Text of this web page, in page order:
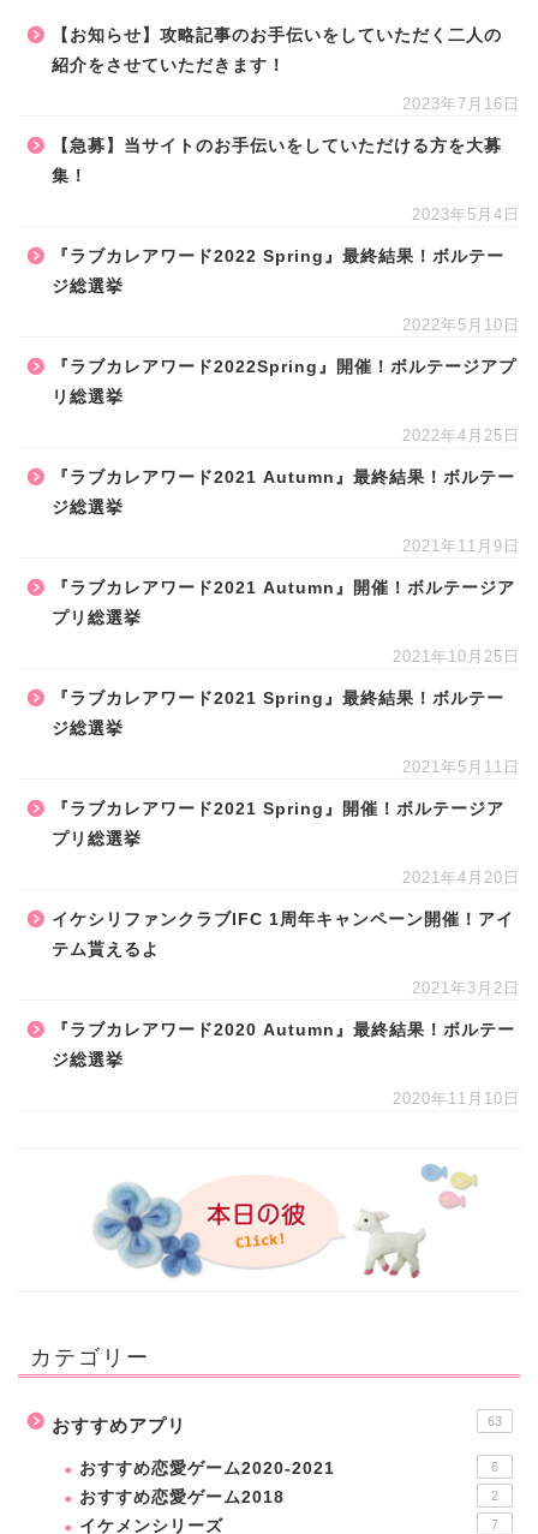
【お知らせ】攻略記事のお手伝いをしていただく二人の
紹介をさせていただきます！
2023年7月16日
【急募】当サイトのお手伝いをしていただける方を大募
集！
2023年5月4日
『ラブカレアワード2022 Spring』最終結果！ボルテー
ジ総選挙
2022年5月10日
『ラブカレアワード2022Spring』開催！ボルテージアプ
リ総選挙
2022年4月25日
『ラブカレアワード2021 Autumn』最終結果！ボルテー
ジ総選挙
2021年11月9日
『ラブカレアワード2021 Autumn』開催！ボルテージア
プリ総選挙
2021年10月25日
『ラブカレアワード2021 Spring』最終結果！ボルテー
ジ総選挙
2021年5月11日
『ラブカレアワード2021 Spring』開催！ボルテージア
プリ総選挙
2021年4月20日
イケシリファンクラブIFC 1周年キャンペーン開催！アイ
テム貰えるよ
2021年3月2日
『ラブカレアワード2020 Autumn』最終結果！ボルテー
ジ総選挙
2020年11月10日
カテゴリー
おすすめアプリ 63
おすすめ恋愛ゲーム2020-2021 6
おすすめ恋愛ゲーム2018 2
イケメンシリーズ 7